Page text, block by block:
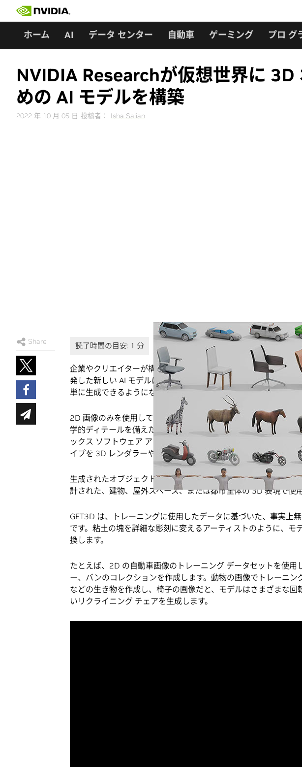
ホーム AI データ センター 自動車 ゲーミング プロ グ
NVIDIA Researchが仮想世界に
めの AI モデルを構築
2022 年 10 月 05 日 投稿者： Isha Salian
Share
企業やクリエイターが構築する大規模な仮想世界が増え続けてい
発した新しい AI モデルによって、これらの世界の中で多彩な3D
単に生成できるようになります。
2D 画像のみを使用してトレーニングされたNVIDIA GET3Dは、
学的ディテールを備えた 3D シェイプを生成します。これらの
ックス ソフトウェア アプリケーションで使用されるのと同じ形
イプを 3D レンダラーやゲームエンジンにすぐにインポートして
生成されたオブジェクトは、ゲーム、ロボティクス、建築、ソ
計された、建物、屋外スペース、または都市全体の 3D 表現で使
GET3D は、トレーニングに使用したデータに基づいた、事実上
です。粘土の塊を詳細な彫刻に変えるアーティストのように、モ
換します。
たとえば、2D の自動車画像のトレーニング データセットを使用
ー、バンのコレクションを作成します。動物の画像でトレーニン
などの生き物を作成し、椅子の画像だと、モデルはさまざまな回
いリクライニング チェアを生成します。